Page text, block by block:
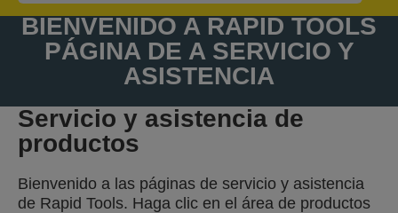
BIENVENIDO A RAPID TOOLS
PÁGINA DE A SERVICIO Y
ASISTENCIA
Servicio y asistencia de
productos
Bienvenido a las páginas de servicio y asistencia
de Rapid Tools. Haga clic en el área de productos